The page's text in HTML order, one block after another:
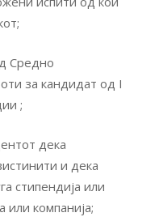
Средно
за кандидат од I
;
дека
и дека
стипендија или
или компанија;